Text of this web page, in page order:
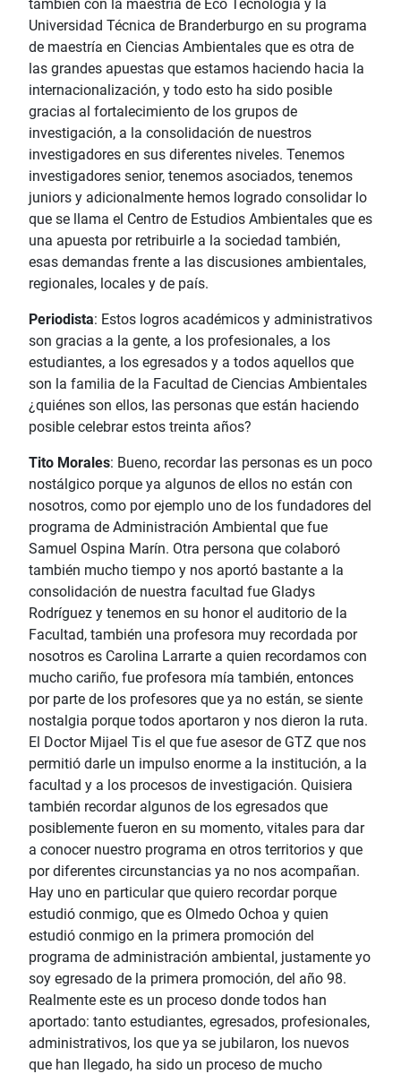
también con la maestría de Eco Tecnología y la
Universidad Técnica de Branderburgo en su programa
de maestría en Ciencias Ambientales que es otra de
las grandes apuestas que estamos haciendo hacia la
internacionalización, y todo esto ha sido posible
gracias al fortalecimiento de los grupos de
investigación, a la consolidación de nuestros
investigadores en sus diferentes niveles. Tenemos
investigadores senior, tenemos asociados, tenemos
juniors y adicionalmente hemos logrado consolidar lo
que se llama el Centro de Estudios Ambientales que es
una apuesta por retribuirle a la sociedad también,
esas demandas frente a las discusiones ambientales,
regionales, locales y de país.
Periodista: Estos logros académicos y administrativos
son gracias a la gente, a los profesionales, a los
estudiantes, a los egresados y a todos aquellos que
son la familia de la Facultad de Ciencias Ambientales
¿quiénes son ellos, las personas que están haciendo
posible celebrar estos treinta años?
Tito Morales: Bueno, recordar las personas es un poco
nostálgico porque ya algunos de ellos no están con
nosotros, como por ejemplo uno de los fundadores del
programa de Administración Ambiental que fue
Samuel Ospina Marín. Otra persona que colaboró
también mucho tiempo y nos aportó bastante a la
consolidación de nuestra facultad fue Gladys
Rodríguez y tenemos en su honor el auditorio de la
Facultad, también una profesora muy recordada por
nosotros es Carolina Larrarte a quien recordamos con
mucho cariño, fue profesora mía también, entonces
por parte de los profesores que ya no están, se siente
nostalgia porque todos aportaron y nos dieron la ruta.
El Doctor Mijael Tis el que fue asesor de GTZ que nos
permitió darle un impulso enorme a la institución, a la
facultad y a los procesos de investigación. Quisiera
también recordar algunos de los egresados que
posiblemente fueron en su momento, vitales para dar
a conocer nuestro programa en otros territorios y que
por diferentes circunstancias ya no nos acompañan.
Hay uno en particular que quiero recordar porque
estudió conmigo, que es Olmedo Ochoa y quien
estudió conmigo en la primera promoción del
programa de administración ambiental, justamente yo
soy egresado de la primera promoción, del año 98.
Realmente este es un proceso donde todos han
aportado: tanto estudiantes, egresados, profesionales,
administrativos, los que ya se jubilaron, los nuevos
que han llegado, ha sido un proceso de mucho